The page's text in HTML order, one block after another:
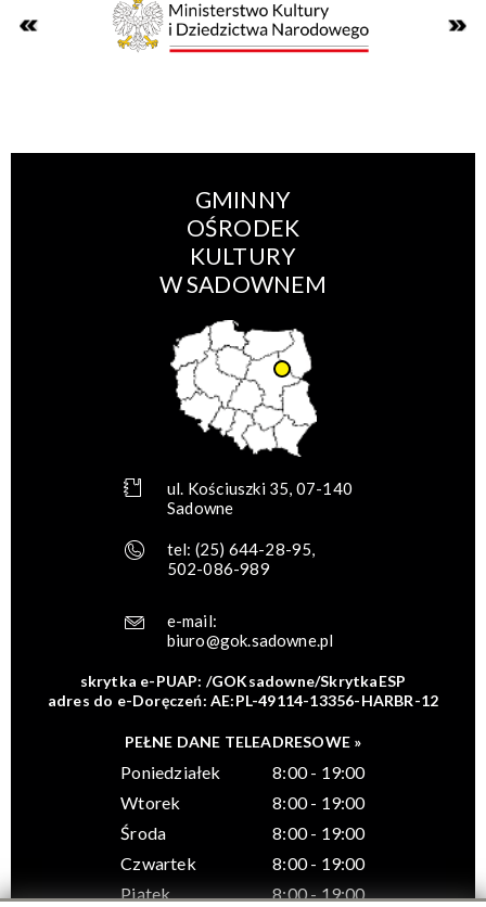
GMINNY
OŚRODEK
KULTURY
W SADOWNEM
ul. Kościuszki 35, 07-140
Sadowne
tel: (25) 644-28-95,
502-086-989
e-mail:
biuro@gok.sadowne.pl
skrytka e-PUAP: /GOKsadowne/SkrytkaESP
adres do e-Doręczeń: AE:PL-49114-13356-HARBR-12
PEŁNE DANE TELEADRESOWE »
Poniedziałek
8:00 - 19:00
Wtorek
8:00 - 19:00
Środa
8:00 - 19:00
Czwartek
8:00 - 19:00
Piątek
8:00 - 19:00